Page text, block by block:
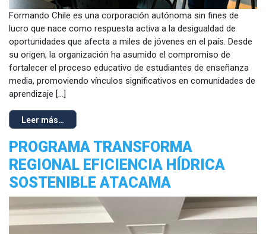
Formando Chile es una corporación autónoma sin fines de
lucro que nace como respuesta activa a la desigualdad de
oportunidades que afecta a miles de jóvenes en el país. Desde
su origen, la organización ha asumido el compromiso de
fortalecer el proceso educativo de estudiantes de enseñanza
media, promoviendo vínculos significativos en comunidades de
aprendizaje […]
Leer más…
PROGRAMA TRANSFORMA
REGIONAL EFICIENCIA HÍDRICA
SOSTENIBLE ATACAMA